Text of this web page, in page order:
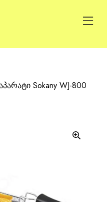
Sokany WJ-800